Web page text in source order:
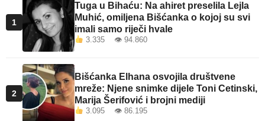
1
Tuga u Bihaću: Na ahiret preselila Lejla
Muhić, omiljena Bišćanka o kojoj su svi
imali samo riječi hvale
3.335 👁 94.860
2
Bišćanka Elhana osvojila društvene
mreže: Njene snimke dijele Toni Cetinski,
Marija Šerifović i brojni mediji
3.095 👁 86.195